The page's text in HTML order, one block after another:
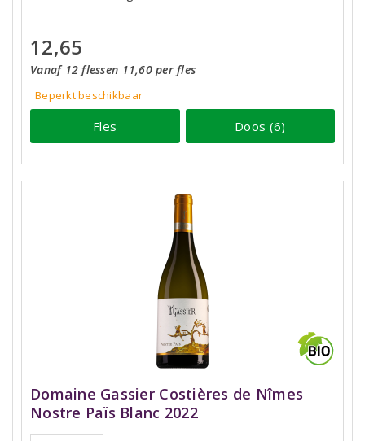
12,65
Vanaf 12 flessen 11,60 per fles
Beperkt beschikbaar
Fles Doos (6)
Domaine Gassier Costières de Nîmes
Nostre Païs Blanc 2022